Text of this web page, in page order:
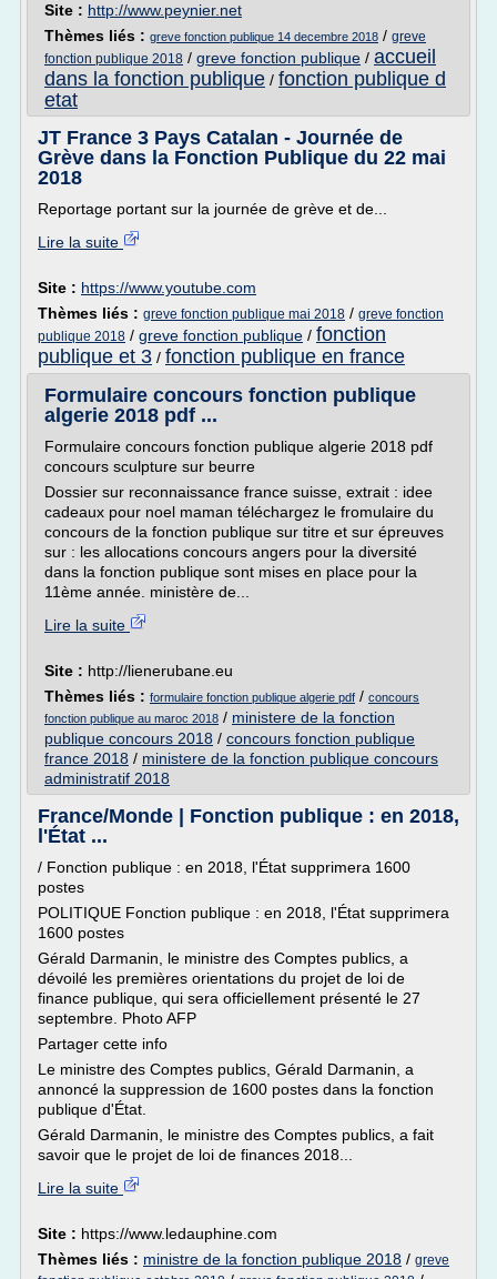
Site : http://www.peynier.net
Thèmes liés : greve fonction publique 14 decembre 2018 / greve
fonction publique 2018 / greve fonction publique / accueil
dans la fonction publique / fonction publique d
etat
JT France 3 Pays Catalan - Journée de
Grève dans la Fonction Publique du 22 mai
2018
Reportage portant sur la journée de grève et de...
Lire la suite
Site : https://www.youtube.com
Thèmes liés : greve fonction publique mai 2018 / greve fonction
publique 2018 / greve fonction publique / fonction
publique et 3 / fonction publique en france
Formulaire concours fonction publique
algerie 2018 pdf ...
Formulaire concours fonction publique algerie 2018 pdf
concours sculpture sur beurre
Dossier sur reconnaissance france suisse, extrait : idee
cadeaux pour noel maman téléchargez le fromulaire du
concours de la fonction publique sur titre et sur épreuves
sur : les allocations concours angers pour la diversité
dans la fonction publique sont mises en place pour la
11ème année. ministère de...
Lire la suite
Site : http://lienerubane.eu
Thèmes liés : formulaire fonction publique algerie pdf / concours
fonction publique au maroc 2018 / ministere de la fonction
publique concours 2018 / concours fonction publique
france 2018 / ministere de la fonction publique concours
administratif 2018
France/Monde | Fonction publique : en 2018,
l'État ...
/ Fonction publique : en 2018, l'État supprimera 1600
postes
POLITIQUE Fonction publique : en 2018, l'État supprimera
1600 postes
Gérald Darmanin, le ministre des Comptes publics, a
dévoilé les premières orientations du projet de loi de
finance publique, qui sera officiellement présenté le 27
septembre. Photo AFP
Partager cette info
Le ministre des Comptes publics, Gérald Darmanin, a
annoncé la suppression de 1600 postes dans la fonction
publique d'État.
Gérald Darmanin, le ministre des Comptes publics, a fait
savoir que le projet de loi de finances 2018...
Lire la suite
Site : https://www.ledauphine.com
Thèmes liés : ministre de la fonction publique 2018 / greve